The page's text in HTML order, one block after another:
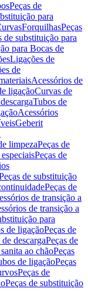
Peças de
para
ForquilhasPeças
de substituição para
para Bocas de
Ligações de
de
Acessórios de
ligaçãoCurvas de
Tubos de
Acessórios
Geberit
limpezaPeças de
Peças de
de substituição
Peças de
de transição a
de transição a
para
de ligaçãoPeças de
descargaPeças de
ao chãoPeças
de ligaçãoPeças
Peças de
Peças de substituição